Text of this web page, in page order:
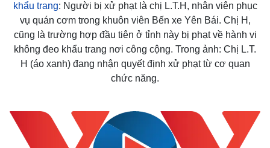
khẩu trang: Người bị xử phạt là chị L.T.H, nhân viên phục
vụ quán cơm trong khuôn viên Bến xe Yên Bái. Chị H,
cũng là trường hợp đầu tiên ở tỉnh này bị phạt về hành vi
không đeo khẩu trang nơi công cộng. Trong ảnh: Chị L.T.
H (áo xanh) đang nhận quyết định xử phạt từ cơ quan
chức năng.